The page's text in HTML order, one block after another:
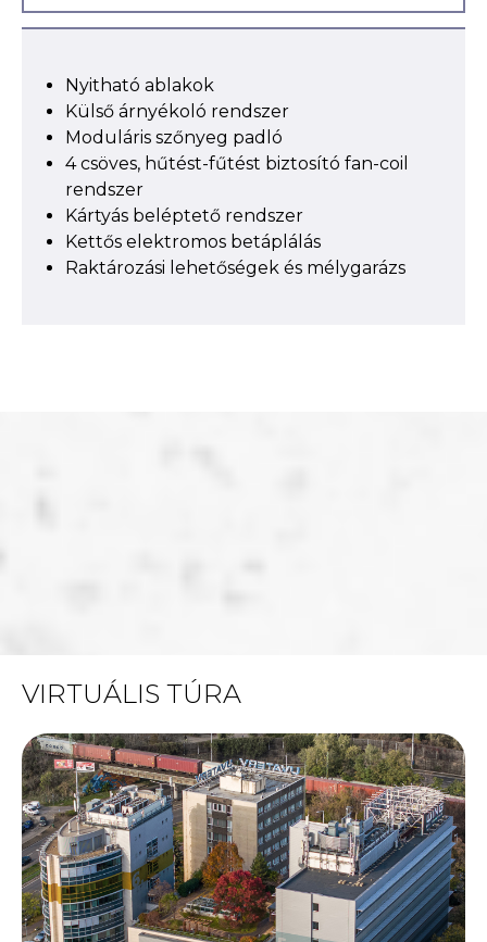
Nyitható ablakok
Külső árnyékoló rendszer
Moduláris szőnyeg padló
4 csöves, hűtést-fűtést biztosító fan-coil
rendszer
Kártyás beléptető rendszer
Kettős elektromos betáplálás
Raktározási lehetőségek és mélygarázs
VIRTUÁLIS TÚRA